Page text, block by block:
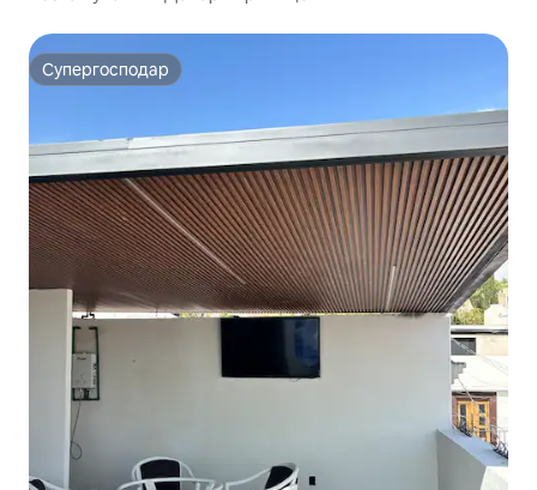
Супергосподар
Супергосподар